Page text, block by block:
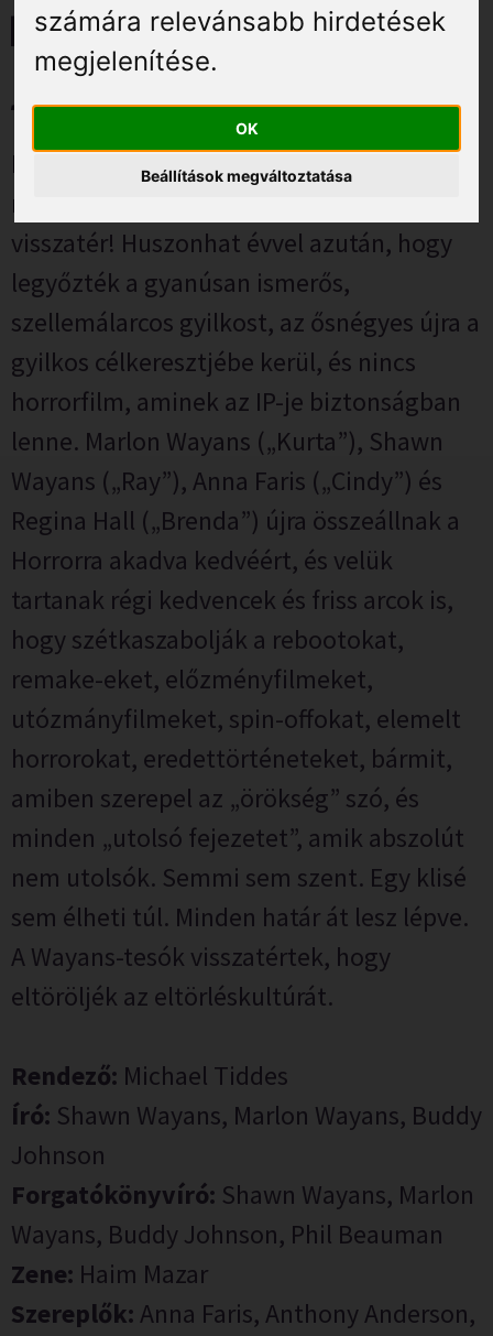
számára relevánsabb hirdetések
megjelenítése.
OK
Beállítások megváltoztatása
Horrorra akadva – 2026.
július 10.
Minden idők leghorrorabb paródiafilmje,
minden idők legparódiább horrorfilmje
visszatér! Huszonhat évvel azután, hogy
legyőzték a gyanúsan ismerős,
szellemálarcos gyilkost, az ősnégyes újra a
gyilkos célkeresztjébe kerül, és nincs
horrorfilm, aminek az IP-je biztonságban
lenne. Marlon Wayans („Kurta”), Shawn
Wayans („Ray”), Anna Faris („Cindy”) és
Regina Hall („Brenda”) újra összeállnak a
Horrorra akadva kedvéért, és velük
tartanak régi kedvencek és friss arcok is,
hogy szétkaszabolják a rebootokat,
remake-eket, előzményfilmeket,
utózmányfilmeket, spin-offokat, elemelt
horrorokat, eredettörténeteket, bármit,
amiben szerepel az „örökség” szó, és
minden „utolsó fejezetet”, amik abszolút
nem utolsók. Semmi sem szent. Egy klisé
sem élheti túl. Minden határ át lesz lépve.
A Wayans-tesók visszatértek, hogy
eltöröljék az eltörléskultúrát.
Rendező: Michael Tiddes
Író: Shawn Wayans, Marlon Wayans, Buddy
Johnson
Forgatókönyvíró: Shawn Wayans, Marlon
Wayans, Buddy Johnson, Phil Beauman
Zene: Haim Mazar
Szereplők:Anna Faris, Anthony Anderson,